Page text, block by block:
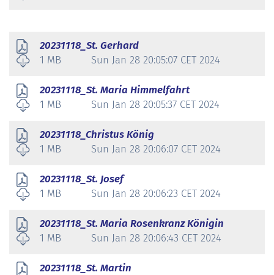
20231118_St. Gerhard
1 MB
Sun Jan 28 20:05:07 CET 2024
20231118_St. Maria Himmelfahrt
1 MB
Sun Jan 28 20:05:37 CET 2024
20231118_Christus König
1 MB
Sun Jan 28 20:06:07 CET 2024
20231118_St. Josef
1 MB
Sun Jan 28 20:06:23 CET 2024
20231118_St. Maria Rosenkranz Königin
1 MB
Sun Jan 28 20:06:43 CET 2024
20231118_St. Martin